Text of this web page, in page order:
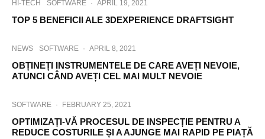
HI-TECH SOFTWARE · APRIL 19, 2021
TOP 5 BENEFICII ALE 3DEXPERIENCE DRAFTSIGHT
NEWS SOFTWARE · APRIL 8, 2021
OBȚINEȚI INSTRUMENTELE DE CARE AVEȚI NEVOIE,
ATUNCI CÂND AVEȚI CEL MAI MULT NEVOIE
SOFTWARE · FEBRUARY 25, 2021
OPTIMIZAȚI-VĂ PROCESUL DE INSPECȚIE PENTRU A
REDUCE COSTURILE ȘI A AJUNGE MAI RAPID PE PIAȚĂ